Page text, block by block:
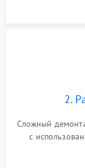
2.
Сложный
с
массивной